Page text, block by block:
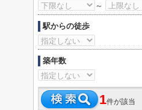
～
駅からの徒歩
築年数
1件が該当